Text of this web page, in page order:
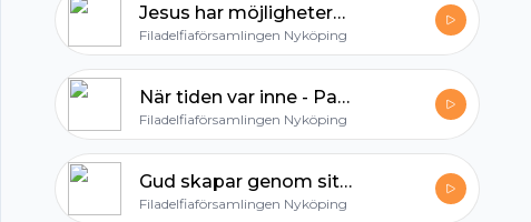
Jesus har möjligheterna - Pastor Roos - Filadelfiaförsamlingen Nyköping
Filadelfiaförsamlingen Nyköping
När tiden var inne - Pastor Roos - Filadelfiaförsamlingen Nyköping
Filadelfiaförsamlingen Nyköping
Gud skapar genom sitt Ord - Robin Lundgren - Filadelfiaförsamlingen Nyköping
Filadelfiaförsamlingen Nyköping
hubhopper
All in one podcasting platform.
Start my podcast